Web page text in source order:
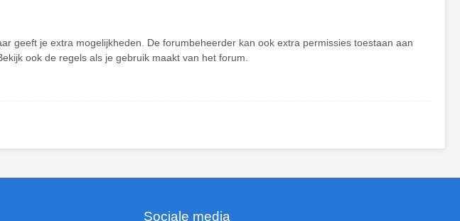
geeft je extra mogelijkheden. De forumbeheerder kan ook extra permissies toestaan aan
ook de regels als je gebruik maakt van het forum.
Sociale media